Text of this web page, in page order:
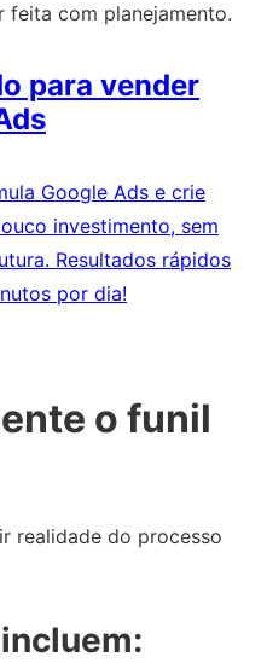
feita com planejamento.
para vender
Google Ads e crie
investimento, sem
Resultados rápidos
por dia!
o funil
realidade do processo